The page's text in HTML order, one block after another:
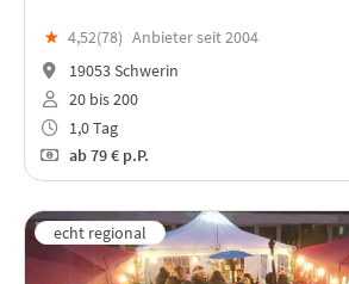
★ 4,52(78) Anbieter seit 2004
19053 Schwerin
20 bis 200
1,0 Tag
ab79 € p.P.